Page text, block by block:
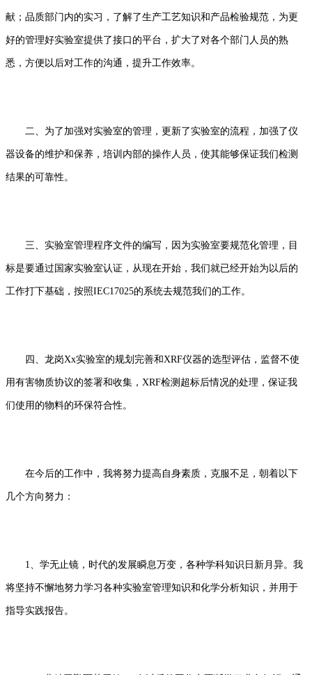
献；品质部门内的实习，了解了生产工艺知识和产品检验规范，为更
好的管理好实验室提供了接口的平台，扩大了对各个部门人员的熟
悉，方便以后对工作的沟通，提升工作效率。
二、为了加强对实验室的管理，更新了实验室的流程，加强了仪
器设备的维护和保养，培训内部的操作人员，使其能够保证我们检测
结果的可靠性。
三、实验室管理程序文件的编写，因为实验室要规范化管理，目
标是要通过国家实验室认证，从现在开始，我们就已经开始为以后的
工作打下基础，按照IEC17025的系统去规范我们的工作。
四、龙岗Xx实验室的规划完善和XRF仪器的选型评估，监督不使
用有害物质协议的签署和收集，XRF检测超标后情况的处理，保证我
们使用的物料的环保符合性。
在今后的工作中，我将努力提高自身素质，克服不足，朝着以下
几个方向努力：
1、学无止镜，时代的发展瞬息万变，各种学科知识日新月异。我
将坚持不懈地努力学习各种实验室管理知识和化学分析知识，并用于
指导实践报告。